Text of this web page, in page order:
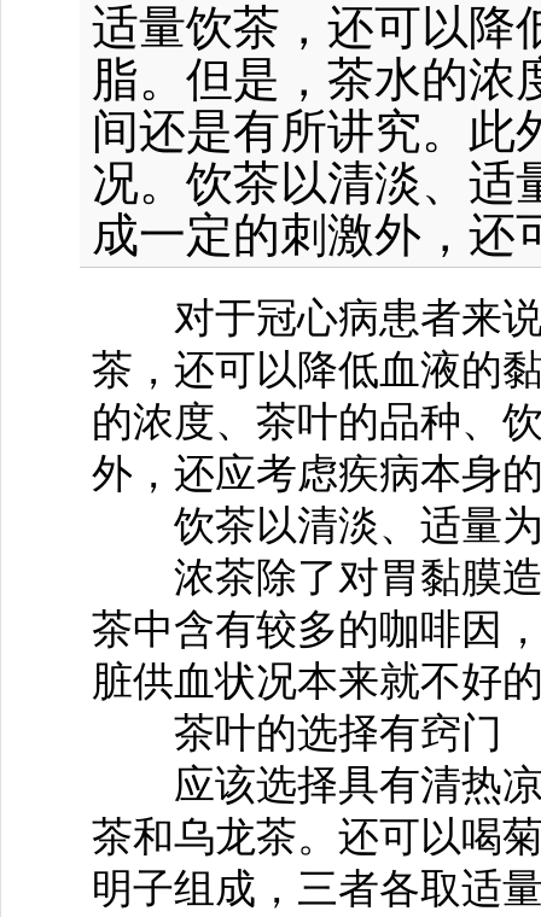
适量饮茶，还可以降
脂。但是，茶水的浓
间还是有所讲究。此
况。饮茶以清淡、适
成一定的刺激外，
对于冠心病患者来说
茶，还可以降低血液的
的浓度、茶叶的品种、
外，还应考虑疾病本身
饮茶以清淡、适量
浓茶除了对胃黏膜造
茶中含有较多的咖啡因
脏供血状况本来就不好
茶叶的选择有窍门
应该选择具有清热凉
茶和乌龙茶。还可以喝
明子组成，三者各取适